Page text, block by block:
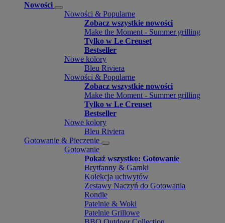
Nowości
Nowości & Popularne
Zobacz wszystkie nowości
Make the Moment - Summer grilling
Tylko w Le Creuset
Bestseller
Nowe kolory
Bleu Riviera
Nowości & Popularne
Zobacz wszystkie nowości
Make the Moment - Summer grilling
Tylko w Le Creuset
Bestseller
Nowe kolory
Bleu Riviera
Gotowanie & Pieczenie
Gotowanie
Pokaż wszystko: Gotowanie
Brytfanny & Garnki
Kolekcja uchwytów
Zestawy Naczyń do Gotowania
Rondle
Patelnie & Woki
Patelnie Grillowe